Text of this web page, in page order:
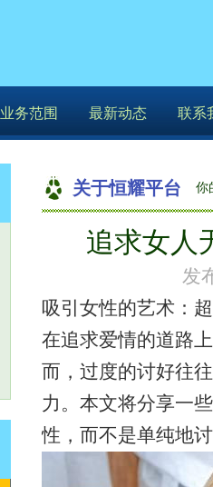
业务范围 最新动态 联系
关于恒耀平台 你
追求女人
发
吸引女性的艺术：
在追求爱情的道路
而，过度的讨好往
力。本文将分享一
性，而不是单纯地